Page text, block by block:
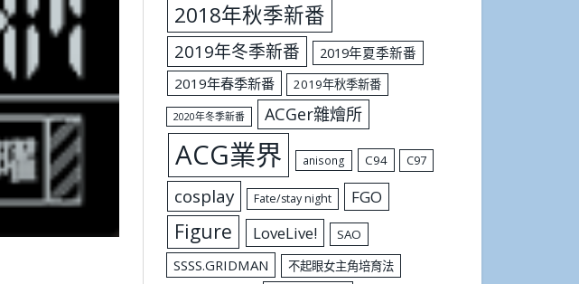
2018年秋季新番
2019年冬季新番
2019年夏季新番
2019年春季新番
2019年秋季新番
2020年冬季新番 ACGer雜燴所
ACG業界 anisong C94 C97
cosplay Fate/stay night FGO
Figure LoveLive! SAO
SSSS.GRIDMAN 不起眼女主角培育法